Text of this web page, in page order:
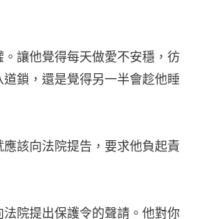
讓他覺得每天做愛不安穩，彷
鎖，還是覺得另一半會趁他睡
該向法院提告，要求他負起責
院提出保護令的聲請。他對你